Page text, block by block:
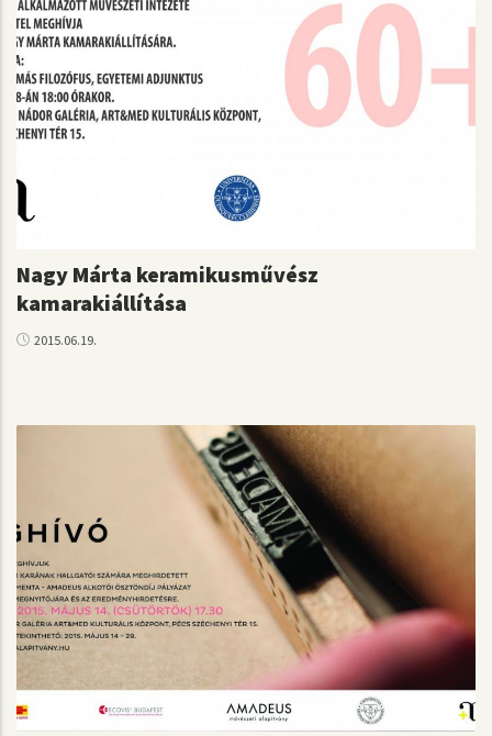
Nagy Márta keramikusművész
kamarakiállítása
2015.06.19.